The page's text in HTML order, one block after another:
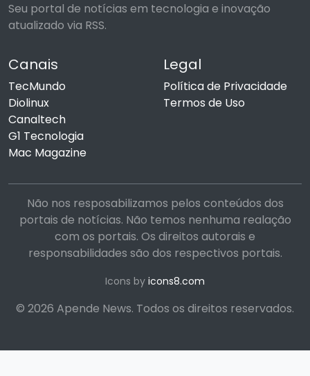
Seu portal de notícias em tecnologia e inovação
atualizado via RSS.
Canais
TecMundo
Diolinux
Canaltech
G1 Tecnologia
Mac Magazine
Legal
Política de Privacidade
Termos de Uso
Não nos resposabilizamos pelos conteúdos dos
portais de notícias. Não temos nenhuma realação
com os portais. Os direitos autorais e
responsabilidades são dos respectivos portais.
Icons by icons8.com
© 2026 Apende News. Todos os direitos reservados.